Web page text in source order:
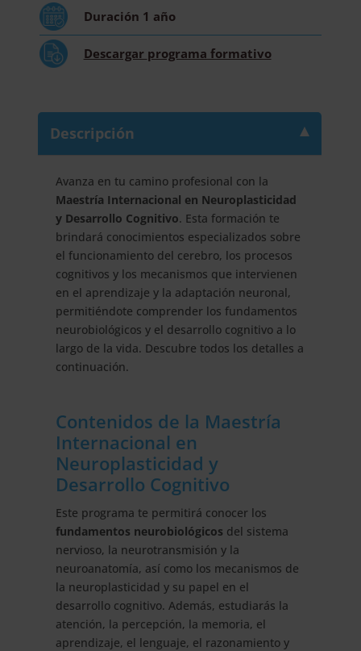
Haya
Duración 1 año
Descargar programa formativo
Descripción
Avanza en tu camino profesional con la
Maestría Internacional en Neuroplasticidad
y Desarrollo Cognitivo. Esta formación te
brindará conocimientos especializados sobre
el funcionamiento del cerebro, los procesos
cognitivos y los mecanismos que intervienen
en el aprendizaje y la adaptación neuronal,
permitiéndote comprender los fundamentos
neurobiológicos y el desarrollo cognitivo a lo
largo de la vida. Descubre todos los detalles a
continuación.
Contenidos de la Maestría
Internacional en
Neuroplasticidad y
Desarrollo Cognitivo
Este programa te permitirá conocer los
fundamentos neurobiológicos del sistema
nervioso, la neurotransmisión y la
neuroanatomía, así como los mecanismos de
la neuroplasticidad y su papel en el
desarrollo cognitivo. Además, estudiarás la
atención, la percepción, la memoria, el
aprendizaje, el lenguaje, el razonamiento y